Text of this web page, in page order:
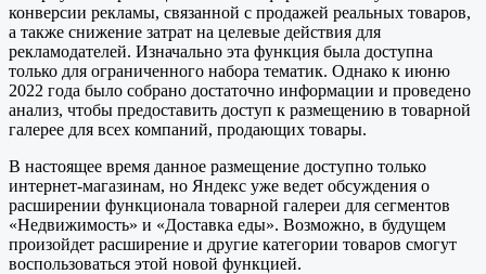
конверсии рекламы, связанной с продажей реальных товаров,
а также снижение затрат на целевые действия для
рекламодателей. Изначально эта функция была доступна
только для ограниченного набора тематик. Однако к июню
2022 года было собрано достаточно информации и проведено
анализ, чтобы предоставить доступ к размещению в товарной
галерее для всех компаний, продающих товары.
В настоящее время данное размещение доступно только
интернет-магазинам, но Яндекс уже ведет обсуждения о
расширении функционала товарной галереи для сегментов
«Недвижимость» и «Доставка еды». Возможно, в будущем
произойдет расширение и другие категории товаров смогут
воспользоваться этой новой функцией.